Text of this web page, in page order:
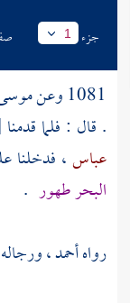
جزء 1
1081 وعن
. قال : فلما قدمنا
عباس، فدخلنا
البحر طهور .
رواهأحمد،